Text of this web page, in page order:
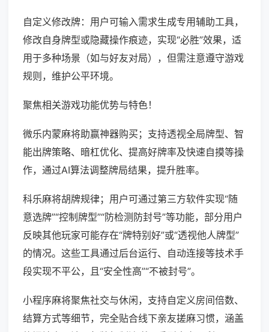
自定义修改牌：用户可输入需求生成专用辅助工具，
修改自身牌型或隐藏操作痕迹，实现“必胜”效果，适
用于多种场景（如与好友对局），但需注意遵守游戏
规则，维护公平环境。
聚焦相关游戏功能优势与特色！
微乐内蒙麻将助赢神器购买；支持透视全局牌型、智
能出牌策略、暗杠优化、提高好牌率及快速自摸等操
作，通过AI算法调整牌局结果，提升胜率。
科乐麻将胡牌规律；用户可通过第三方软件实现“随
意选牌”“控制牌型”“防检测防封号”等功能，部分用户
反映其他玩家可能存在“牌特别好”或“透视他人牌型”
的情况。这些工具通过后台运行、自动连接等技术手
段实现不平公，且“安全性高”“不被封号”。
小程序麻将聚焦社交与休闲，支持自定义房间倍数、
结算方式等细节，完全贴合线下亲友搓麻习惯，涵盖